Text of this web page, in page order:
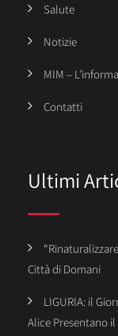
Salute
Notizie
MIM –
Contatti
Ultimi
Città di Domani
LIGURIA: il
Alice Presentano